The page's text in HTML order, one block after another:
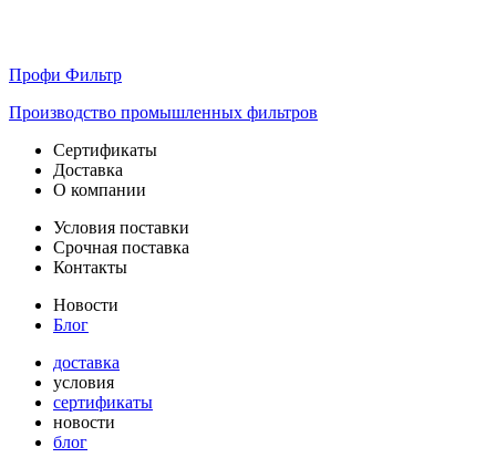
Профи Фильтр
Производство промышленных фильтров
Сертификаты
Доставка
О компании
Условия поставки
Срочная поставка
Контакты
Новости
Блог
доставка
условия
сертификаты
новости
блог